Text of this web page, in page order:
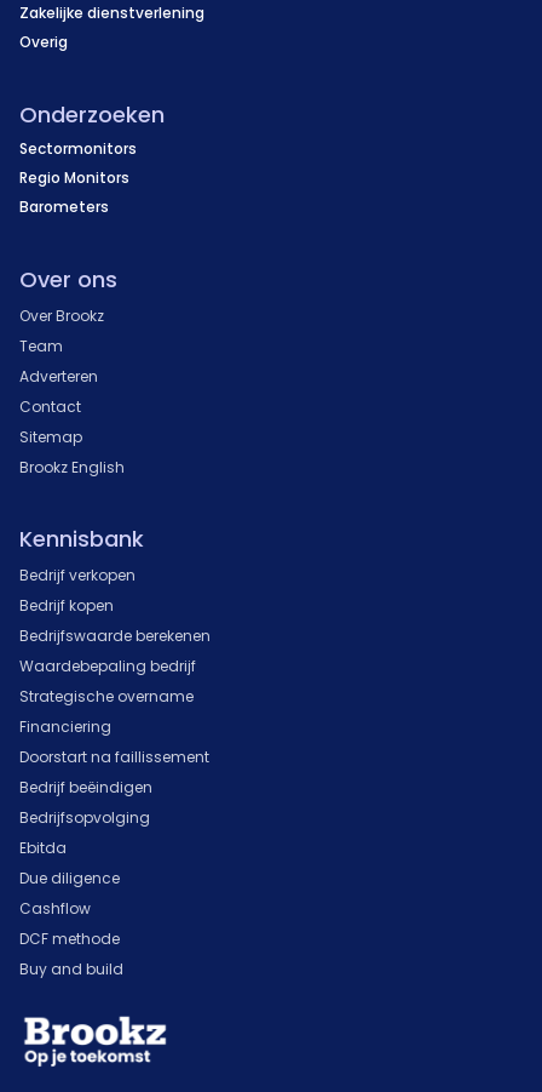
Zakelijke dienstverlening
Overig
Onderzoeken
Sectormonitors
Regio Monitors
Barometers
Over ons
Over Brookz
Team
Adverteren
Contact
Sitemap
Brookz English
Kennisbank
Bedrijf verkopen
Bedrijf kopen
Bedrijfswaarde berekenen
Waardebepaling bedrijf
Strategische overname
Financiering
Doorstart na faillissement
Bedrijf beëindigen
Bedrijfsopvolging
Ebitda
Due diligence
Cashflow
DCF methode
Buy and build